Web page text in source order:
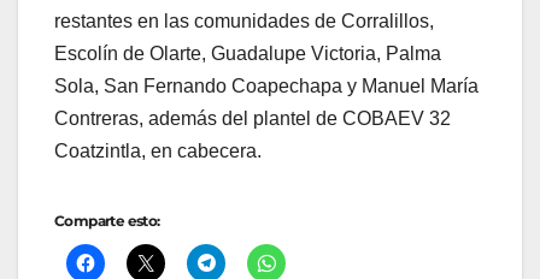
restantes en las comunidades de Corralillos,
Escolín de Olarte, Guadalupe Victoria, Palma
Sola, San Fernando Coapechapa y Manuel María
Contreras, además del plantel de COBAEV 32
Coatzintla, en cabecera.
Comparte esto: